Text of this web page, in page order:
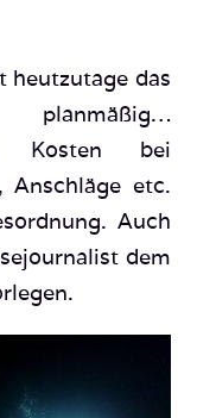
heutzutage das
Kosten bei
Anschläge etc.
Auch
dem